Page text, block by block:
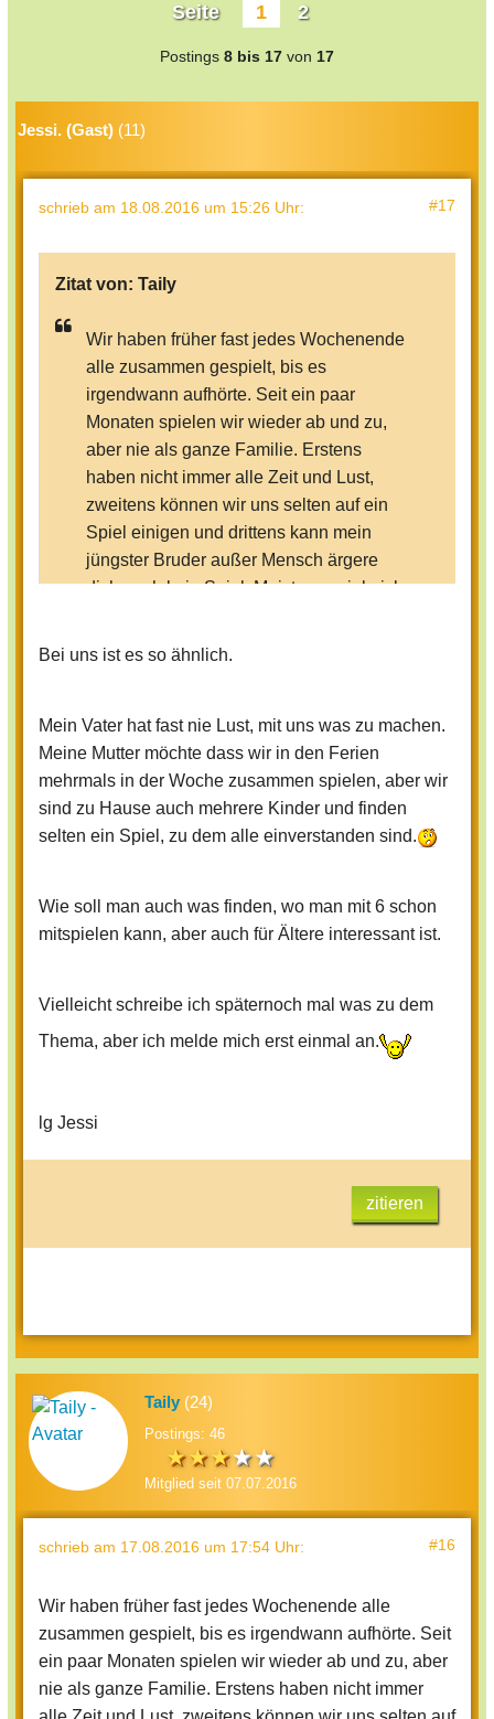
Seite 1 2
Postings 8 bis 17 von 17
Jessi. (Gast) (11)
schrieb am 18.08.2016 um 15:26 Uhr: #17
Zitat von: Taily
Wir haben früher fast jedes Wochenende
alle zusammen gespielt, bis es
irgendwann aufhörte. Seit ein paar
Monaten spielen wir wieder ab und zu,
aber nie als ganze Familie. Erstens
haben nicht immer alle Zeit und Lust,
zweitens können wir uns selten auf ein
Spiel einigen und drittens kann mein
jüngster Bruder außer Mensch ärgere
dich noch kein Spiel. Meistens spiele ich
Bei uns ist es so ähnlich.
Mein Vater hat fast nie Lust, mit uns was zu machen.
Meine Mutter möchte dass wir in den Ferien
mehrmals in der Woche zusammen spielen, aber wir
sind zu Hause auch mehrere Kinder und finden
selten ein Spiel, zu dem alle einverstanden sind.
Wie soll man auch was finden, wo man mit 6 schon
mitspielen kann, aber auch für Ältere interessant ist.
Vielleicht schreibe ich späternoch mal was zu dem
Thema, aber ich melde mich erst einmal an.
lg Jessi
zitieren
Taily(24)
Postings: 46
Mitglied seit 07.07.2016
schrieb am 17.08.2016 um 17:54 Uhr: #16
Wir haben früher fast jedes Wochenende alle
zusammen gespielt, bis es irgendwann aufhörte. Seit
ein paar Monaten spielen wir wieder ab und zu, aber
nie als ganze Familie. Erstens haben nicht immer